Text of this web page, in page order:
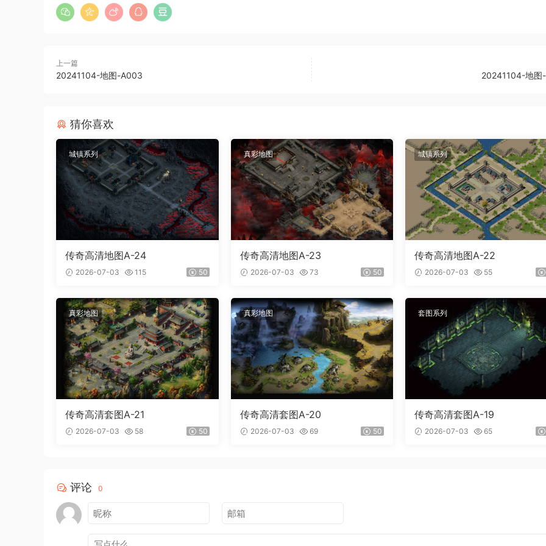
上一篇
20241104-地图-A003 20241104-地图
猜你喜欢
城镇系列
传奇高清地图A-24
2026-07-03 115 50
真彩地图
传奇高清地图A-23
2026-07-03 73 50
城镇系列
传奇高清地图A-22
2026-07-03 55
真彩地图
传奇高清套图A-21
2026-07-03 58 50
真彩地图
传奇高清套图A-20
2026-07-03 69 50
套图系列
传奇高清套图A-19
2026-07-03 65
评论 0